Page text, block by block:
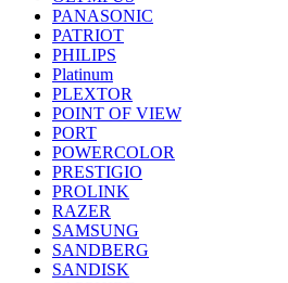
PANASONIC
PATRIOT
PHILIPS
Platinum
PLEXTOR
POINT OF VIEW
PORT
POWERCOLOR
PRESTIGIO
PROLINK
RAZER
SAMSUNG
SANDBERG
SANDISK